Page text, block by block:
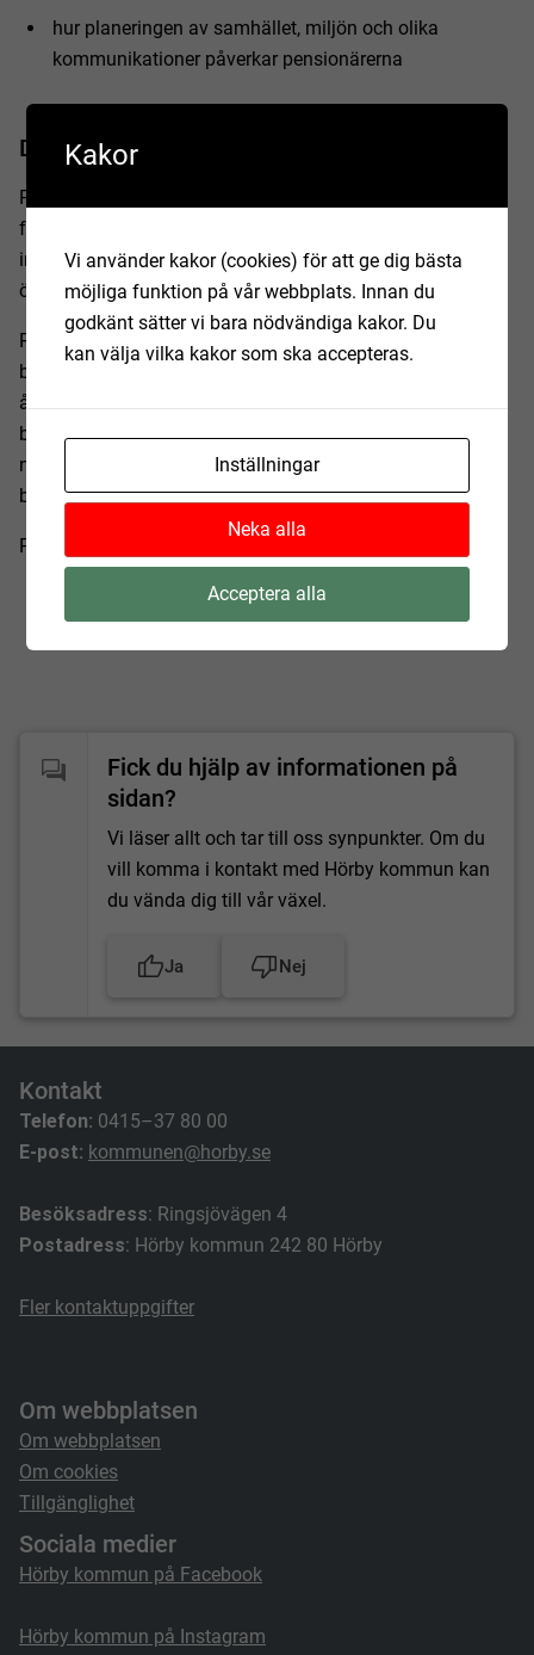
hur planeringen av samhället, miljön och olika
kommunikationer påverkar pensionärerna
Delaktiga när det tas beslut
Pensionärsrådet tar upp frågor som berör både
förtidspensionärer och ålderspensionärer, men rådet tar
inte upp enskilda personers ärenden utan jobbar med mer
övergripande frågor.
Rådet tar inte egna beslut, men är delaktigt när det tas
beslut som berör pensionärerna i Hörby. Det innebär att
åsikter som pensionärsrådet lämnar in ska tas med i
beräkningen i de olika nämnderna, och att de olika
nämnderna kan fråga om rådets åsikt när det ska tas
beslut som berör pensionärer.
Pensionärsrådet har möte minst fyra gånger om året.
Uppdaterad:
Fick du hjälp av informationen på
sidan?
Vi läser allt och tar till oss synpunkter. Om du
vill komma i kontakt med Hörby kommun kan
du vända dig till vår växel.
Ja Nej
Kontakt
Telefon: 0415–37 80 00
E-post: kommunen@horby.se
Besöksadress: Ringsjövägen 4
Postadress: Hörby kommun 242 80 Hörby
Fler kontaktuppgifter
Om webbplatsen
Om webbplatsen
Om cookies
Tillgänglighet
Sociala medier
Hörby kommun på Facebook
Hörby kommun på Instagram
Kakor
Vi använder kakor (cookies) för att ge dig bästa
möjliga funktion på vår webbplats. Innan du
godkänt sätter vi bara nödvändiga kakor. Du
kan välja vilka kakor som ska accepteras.
Inställningar
Neka alla
Acceptera alla